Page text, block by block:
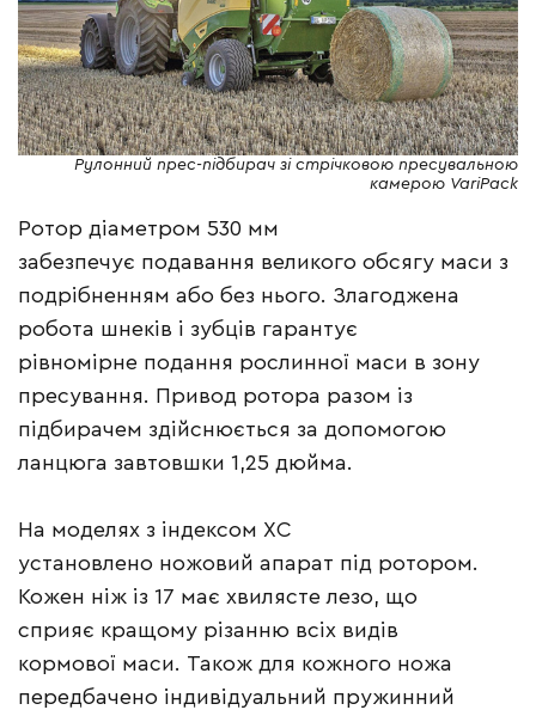
Рулонний прес-підбирач зі стрічковою пресувальною
камерою VariPack
Ротор діаметром 530 мм
забезпечує подавання великого обсягу маси з
подрібненням або без нього. Злагоджена
робота шнеків і зубців гарантує
рівномірне подання рослинної маси в зону
пресування. Привод ротора разом із
підбирачем здійснюється за допомогою
ланцюга завтовшки 1,25 дюйма.
На моделях з індексом XC
установлено ножовий апарат під ротором.
Кожен ніж із 17 має хвилясте лезо, що
сприяє кращому різанню всіх видів
кормової маси. Також для кожного ножа
передбачено індивідуальний пружинний